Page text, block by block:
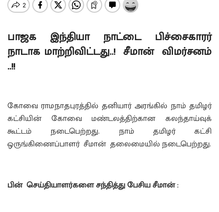
பாஜக இந்தியா நாட்டை பிச்சைகாரர்
நாடாக மாற்றிவிட்டது..! சீமான் விமர்சனம்
..!!
கோவை ராமநாதபுரத்தில் தனியார் அரங்கில் நாம் தமிழர்
கட்சியின் கோவை மண்டலத்திற்கான கலந்தாய்வுக்
கூட்டம் நடைபெற்றது. நாம் தமிழர் கட்சி
ஒருங்கிணைப்பாளர் சீமான் தலைமையில் நடைபெற்றது.
பின் செய்தியாளர்களை சந்தித்து பேசிய சீமான் :